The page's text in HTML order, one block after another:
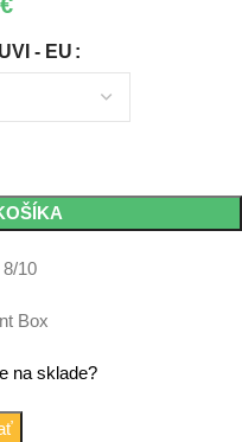
- EU
10
Box
na sklade?